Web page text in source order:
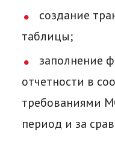
создание
таблицы;
заполнение
отчетности в
требованиями
период и за